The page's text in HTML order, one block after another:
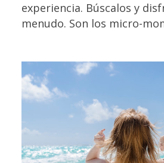
experiencia. Búscalos y
menudo. Son los micro-